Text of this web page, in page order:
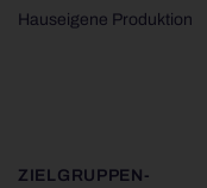
Hauseigene Produktion
ZIELGRUPPEN-